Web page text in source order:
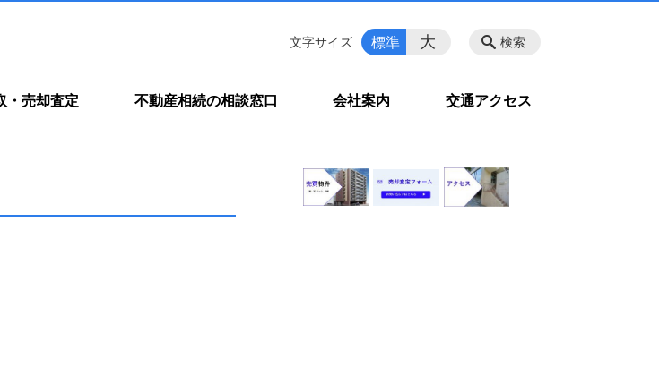
・売却査定 不動産相続の相談窓口 会社案内 交通アクセス
検索
文字サイズ 標準 大